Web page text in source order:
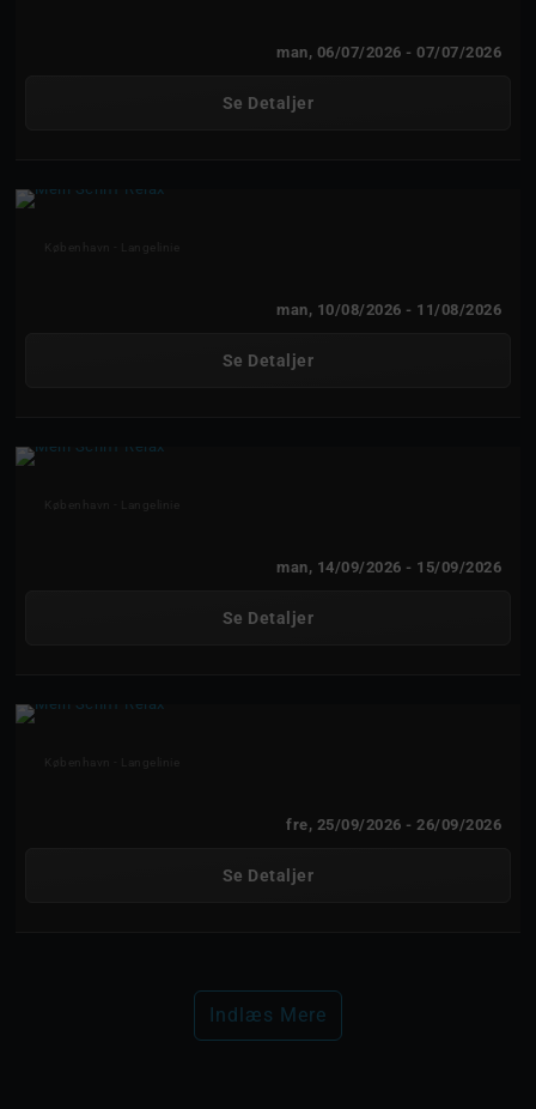
man, 06/07/2026 - 07/07/2026
Se Detaljer
København - Langelinie
man, 10/08/2026 - 11/08/2026
Se Detaljer
København - Langelinie
man, 14/09/2026 - 15/09/2026
Se Detaljer
København - Langelinie
fre, 25/09/2026 - 26/09/2026
Se Detaljer
Indlæs Mere